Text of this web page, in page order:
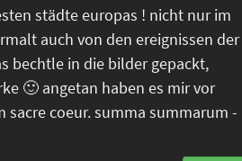
städte europas ! nicht nur im
auch von den ereignissen der
bechtle in die bilder gepackt,
🙂 angetan haben es mir vor
coeur. summa summarum -